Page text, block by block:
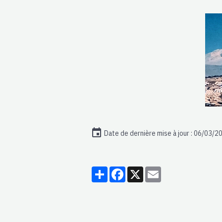
Date de dernière mise à jour : 06/03/
PartagerFacebook
X